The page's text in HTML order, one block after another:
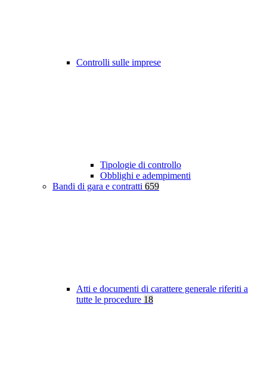
Controlli sulle imprese
Tipologie di controllo
Obblighi e adempimenti
Bandi di gara e contratti 659
Atti e documenti di carattere generale riferiti a
tutte le procedure 18